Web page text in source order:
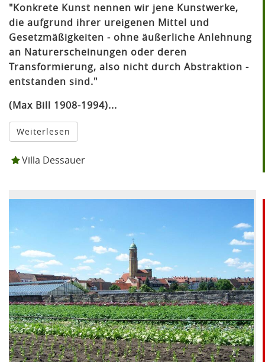
"Konkrete Kunst nennen wir jene Kunstwerke,
die aufgrund ihrer ureigenen Mittel und
Gesetzmäßigkeiten - ohne äußerliche Anlehnung
an Naturerscheinungen oder deren
Transformierung, also nicht durch Abstraktion -
entstanden sind."
(Max Bill 1908-1994)...
Weiterlesen
Villa Dessauer